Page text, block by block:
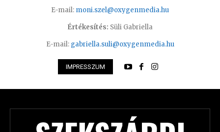
E-mail: moni.szel@oxygenmedia.hu
Értékesítés: Süli Gabriella
E-mail: gabriella.suli@oxygenmedia.hu
IMPRESSZUM